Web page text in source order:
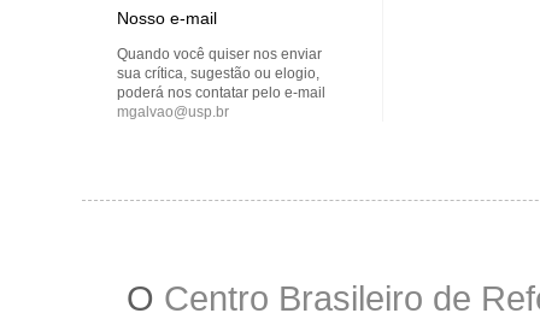
Nosso e-mail
Quando você quiser nos enviar
sua crítica, sugestão ou elogio,
poderá nos contatar pelo e-mail
mgalvao@usp.br
O Centro Brasileiro de